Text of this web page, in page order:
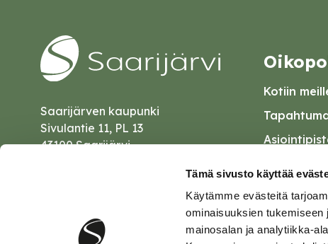
Tämä sivusto käyttää
Käytämme evästeitä
ominaisuuksien
mainosalan ja analytiikka-
Saarijärven kaupunki
Sivulantie 11, PL 13
43100 Saarijärvi
Kotiin